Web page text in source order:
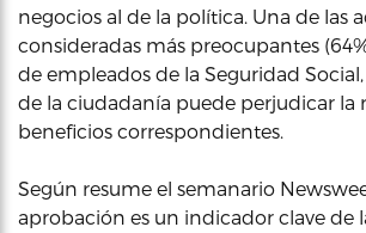
negocios al de la política. Una de las
consideradas más preocupantes
de empleados de la Seguridad
de la ciudadanía puede perjudicar la
beneficios correspondientes.
Según resume el semanario
aprobación es un indicador clave de